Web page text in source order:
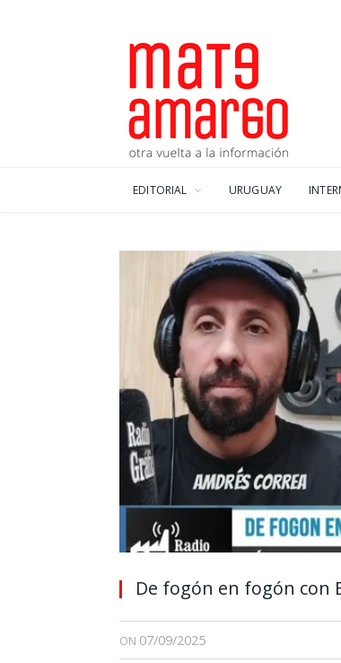
EDITORIAL URUGUAY
De fogón en fogón con
ON 07/09/2025